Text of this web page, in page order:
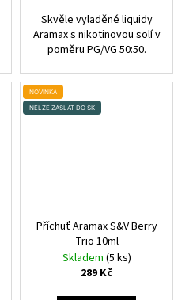
Skvěle vyladěné liquidy
Aramax s nikotinovou solí v
poměru PG/VG 50:50.
NOVINKA
NELZE ZASLAT DO SK
Příchuť Aramax S&V Berry
Trio 10ml
Skladem (5 ks)
289 Kč